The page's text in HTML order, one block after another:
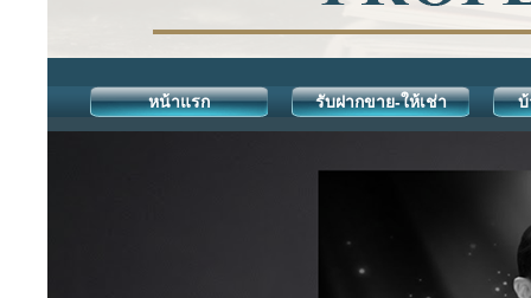
หน้าแรก รับฝากขาย-ให้เช่า บ้